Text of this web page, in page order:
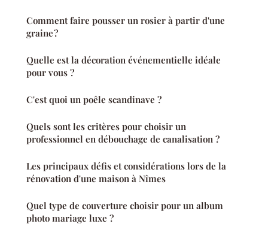
Comment faire pousser un rosier à partir d'une
graine ?
Quelle est la décoration événementielle idéale
pour vous ?
C'est quoi un poêle scandinave ?
Quels sont les critères pour choisir un
professionnel en débouchage de canalisation ?
Les principaux défis et considérations lors de la
rénovation d'une maison à Nîmes
Quel type de couverture choisir pour un album
photo mariage luxe ?